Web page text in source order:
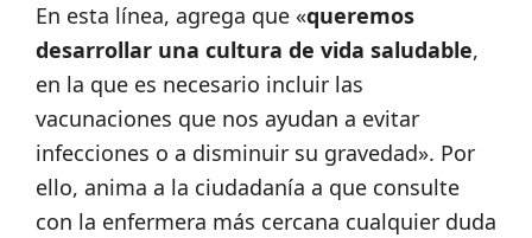
En esta línea, agrega que «queremos
desarrollar una cultura de vida saludable,
en la que es necesario incluir las
vacunaciones que nos ayudan a evitar
infecciones o a disminuir su gravedad». Por
ello, anima a la ciudadanía a que consulte
con la enfermera más cercana cualquier duda